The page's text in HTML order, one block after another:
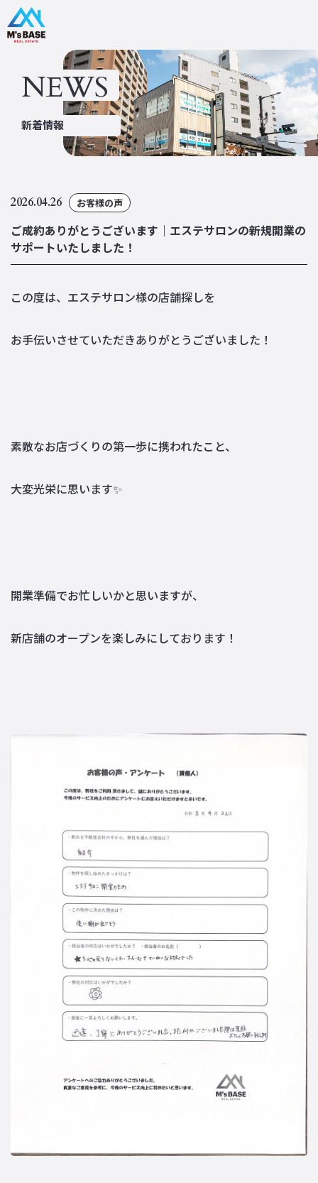
私たちについて
不動産売買・買取 不動産コンサル
リフォーム 消防設備点検
会社概要
新着情報 お問い合わせ
NEWS
新着情報
2026.04.26 お客様の声
ご成約ありがとうございます｜エステサロンの新規開業の
サポートいたしました！
この度は、エステサロン様の店舗探しを
お手伝いさせていただきありがとうございました！
素敵なお店づくりの第一歩に携われたこと、
大変光栄に思います✨
開業準備でお忙しいかと思いますが、
新店舗のオープンを楽しみにしております！